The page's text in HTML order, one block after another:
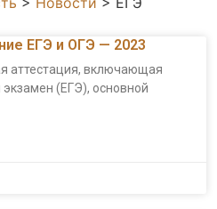
ЕГЭ и ОГЭ — 2023
аттестация, включающая
(ЕГЭ), основной